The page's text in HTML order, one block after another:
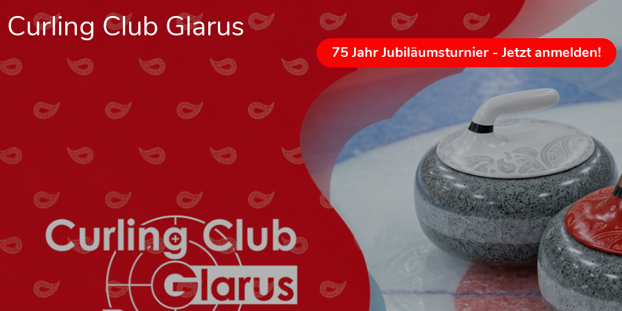
Curling Club Glarus
75 Jahr Jubiläumsturnier - Jetzt anmelden!